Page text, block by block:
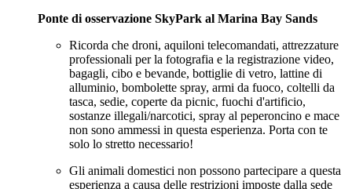
Ponte di osservazione SkyPark al Marina Bay Sands
Ricorda che droni, aquiloni telecomandati, attrezzature
professionali per la fotografia e la registrazione video,
bagagli, cibo e bevande, bottiglie di vetro, lattine di
alluminio, bombolette spray, armi da fuoco, coltelli da
tasca, sedie, coperte da picnic, fuochi d'artificio,
sostanze illegali/narcotici, spray al peperoncino e mace
non sono ammessi in questa esperienza. Porta con te
solo lo stretto necessario!
Gli animali domestici non possono partecipare a questa
esperienza a causa delle restrizioni imposte dalla sede